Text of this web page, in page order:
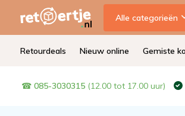
Alle categorieën
Retourdeals Nieuw online Gemiste
☎ 085-3030315 (12.00 tot 17.00 uur)